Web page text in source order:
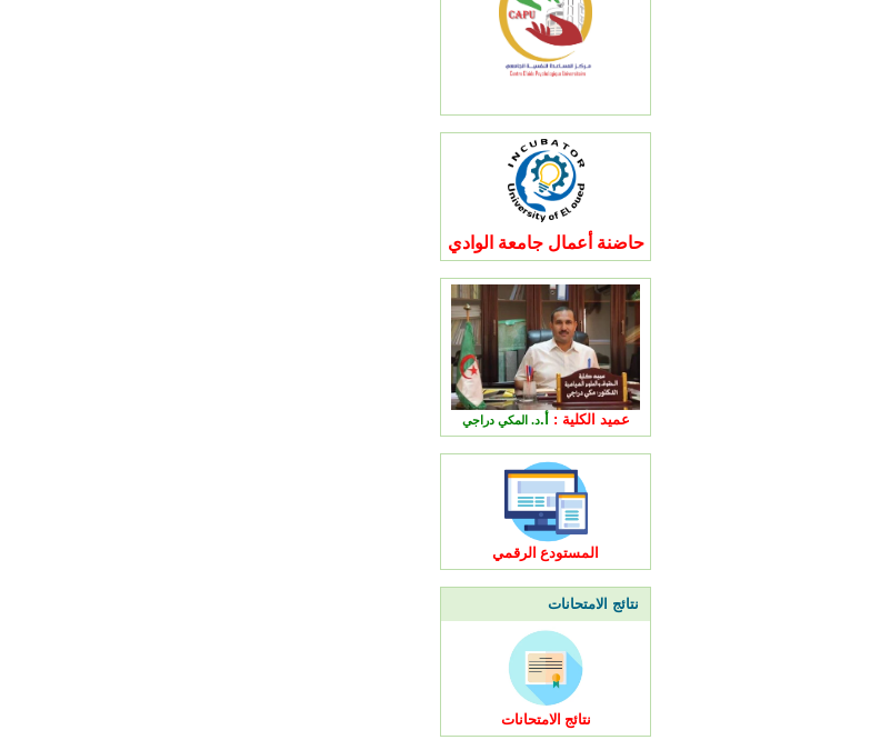
حاضنة أعمال جامعة الوادي
عميد الكلية : أ.د. المكي دراجي
المستودع الرقمي
نتائج الامتحانات
نتائج الامتحانات